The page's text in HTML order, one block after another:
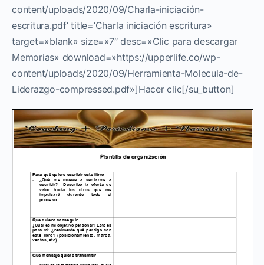
content/uploads/2020/09/Charla-iniciación-
escritura.pdf’ title=’Charla iniciación escritura»
target=»blank» size=»7″ desc=»Clic para descargar
Memorias» download=»https://upperlife.co/wp-
content/uploads/2020/09/Herramienta-Molecula-de-
Liderazgo-compressed.pdf»]Hacer clic[/su_button]